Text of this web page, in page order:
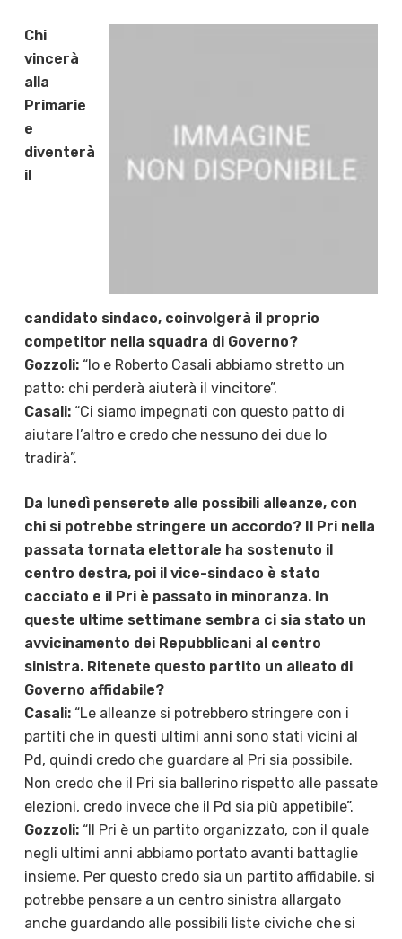
Chi
vincerà
alla
Primarie
e
diventerà
il
candidato sindaco, coinvolgerà il proprio
competitor nella squadra di Governo?
Gozzoli:“Io e Roberto Casali abbiamo stretto un
patto: chi perderà aiuterà il vincitore”.
Casali:“Ci siamo impegnati con questo patto di
aiutare l’altro e credo che nessuno dei due lo
tradirà”.
Da lunedì penserete alle possibili alleanze, con
chi si potrebbe stringere un accordo? Il Pri nella
passata tornata elettorale ha sostenuto il
centro destra, poi il vice-sindaco è stato
cacciato e il Pri è passato in minoranza. In
queste ultime settimane sembra ci sia stato un
avvicinamento dei Repubblicani al centro
sinistra. Ritenete questo partito un alleato di
Governo affidabile?
Casali:“Le alleanze si potrebbero stringere con i
partiti che in questi ultimi anni sono stati vicini al
Pd, quindi credo che guardare al Pri sia possibile.
Non credo che il Pri sia ballerino rispetto alle passate
elezioni, credo invece che il Pd sia più appetibile”.
Gozzoli:“Il Pri è un partito organizzato, con il quale
negli ultimi anni abbiamo portato avanti battaglie
insieme. Per questo credo sia un partito affidabile, si
potrebbe pensare a un centro sinistra allargato
anche guardando alle possibili liste civiche che si